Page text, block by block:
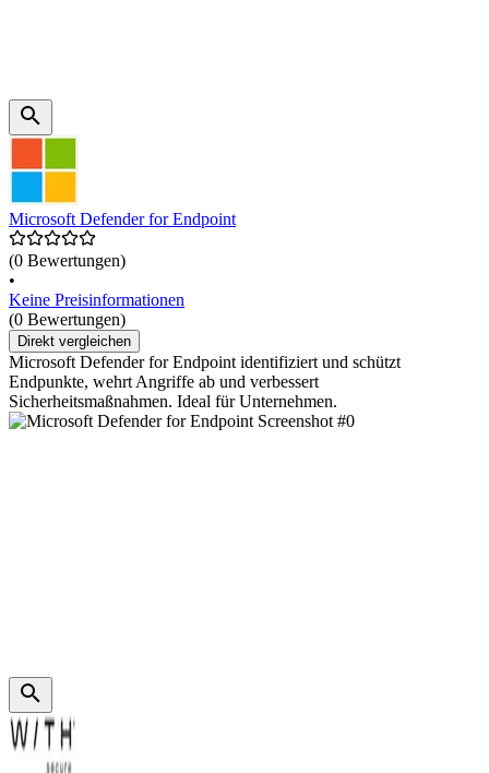
Microsoft Defender for Endpoint
(0 Bewertungen)
•
Keine Preisinformationen
(0 Bewertungen)
Direkt vergleichen
Microsoft Defender for Endpoint identifiziert und schützt
Endpunkte, wehrt Angriffe ab und verbessert
Sicherheitsmaßnahmen. Ideal für Unternehmen.